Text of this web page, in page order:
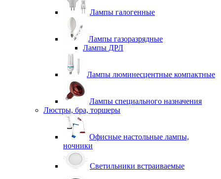
Лампы галогенные
Лампы газоразрядные
Лампы ДРЛ
Лампы люминесцентные компактные
Лампы специального назначения
Люстры, бра, торшеры
Офисные настольные лампы,
ночники
Светильники встраиваемые